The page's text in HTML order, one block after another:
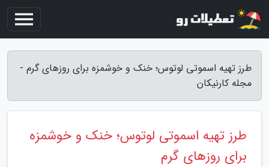
طرز تهیه اسموتی لوتوس؛ خنک و خوشمزه برای روزهای گرم -
مجله کارنیکان
طرز تهیه اسموتی لوتوس؛ خنک و خوشمزه
برای روزهای گرم